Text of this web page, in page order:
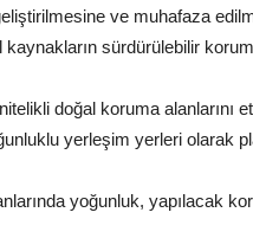
ve muhafaza
sürdürülebilir
doğal koruma alanlarını
yerleşim yerleri olarak
yoğunluk, yapılacak